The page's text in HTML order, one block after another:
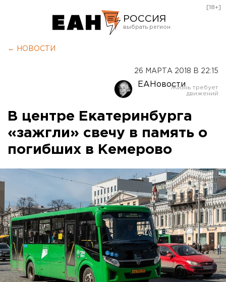
РОССИЯ
Оренбург
[18+]
← НОВОСТИ
26 МАРТА 2018 В 22:15
ЕАНовости
В центре Екатеринбурга
«зажгли» свечу в память о
погибших в Кемерово